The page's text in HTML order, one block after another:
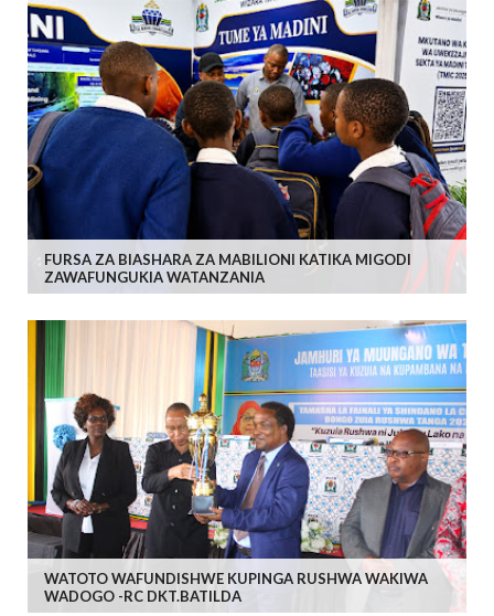
FURSA ZA BIASHARA ZA MABILIONI KATIKA MIGODI
ZAWAFUNGUKIA WATANZANIA
WATOTO WAFUNDISHWE KUPINGA RUSHWA WAKIWA
WADOGO -RC DKT.BATILDA